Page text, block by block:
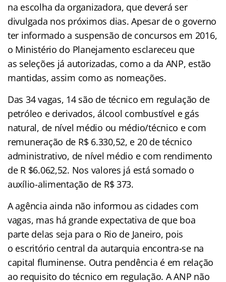
na escolha da organizadora, que deverá ser
divulgada nos próximos dias. Apesar de o governo
ter informado a suspensão de concursos em 2016,
o Ministério do Planejamento esclareceu que
as seleções já autorizadas, como a da ANP, estão
mantidas, assim como as nomeações.
Das 34 vagas, 14 são de técnico em regulação de
petróleo e derivados, álcool combustível e gás
natural, de nível médio ou médio/técnico e com
remuneração de R$ 6.330,52, e 20 de técnico
administrativo, de nível médio e com rendimento
de R $6.062,52. Nos valores já está somado o
auxílio-alimentação de R$ 373.
A agência ainda não informou as cidades com
vagas, mas há grande expectativa de que boa
parte delas seja para o Rio de Janeiro, pois
o escritório central da autarquia encontra-se na
capital fluminense. Outra pendência é em relação
ao requisito do técnico em regulação. A ANP não